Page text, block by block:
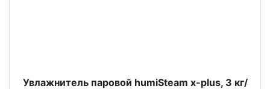
Увлажнитель паровой humiSteam x-plus, 3 кг/